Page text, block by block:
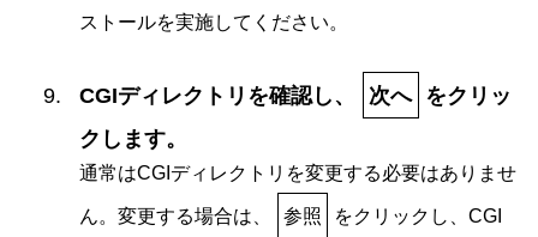
ストールを実施してください。
CGIディレクトリを確認し、 次へ をクリッ
クします。
通常はCGIディレクトリを変更する必要はありませ
ん。変更する場合は、 参照 をクリックし、CGI